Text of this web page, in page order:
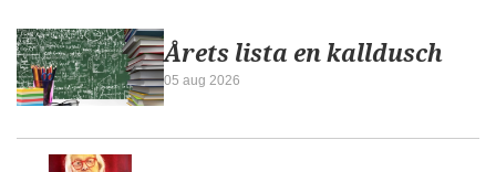
Årets lista en kalldusch
05 aug 2026